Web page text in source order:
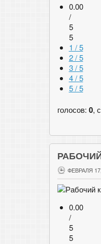
0.00
/
5
5
1 / 5
2 / 5
3 / 5
4 / 5
5 / 5
голосов: 0,
ФЕВРАЛЯ
0.00
/
5
5